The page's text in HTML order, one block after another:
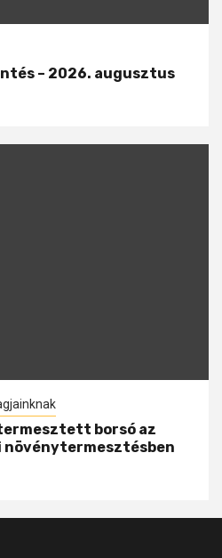
– 2026. augusztus
borsó az